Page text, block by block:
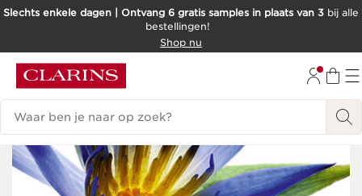
DOORGAAN NAAR INHOUD
Slechts enkele dagen | Ontvang 6 gratis samples in plaats van 3 bij alle
bestellingen!
Shop nu
Zoekgeschiedenis